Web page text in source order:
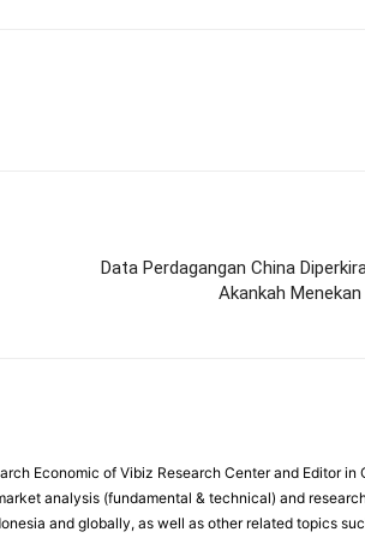
Data Perdagangan China
Akankah
Economic of Vibiz Research Center and Editor in
analysis (fundamental & technical) and
and globally, as well as other related topics